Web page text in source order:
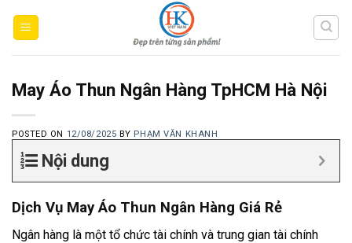
May Áo Thun Ngân Hàng TpHCM Hà Nội
POSTED ON 12/08/2025 BY PHẠM VĂN KHANH
Nội dung
Dịch Vụ May Áo Thun Ngân Hàng Giá Rẻ
Ngân hàng là một tổ chức tài chính và trung gian tài chính